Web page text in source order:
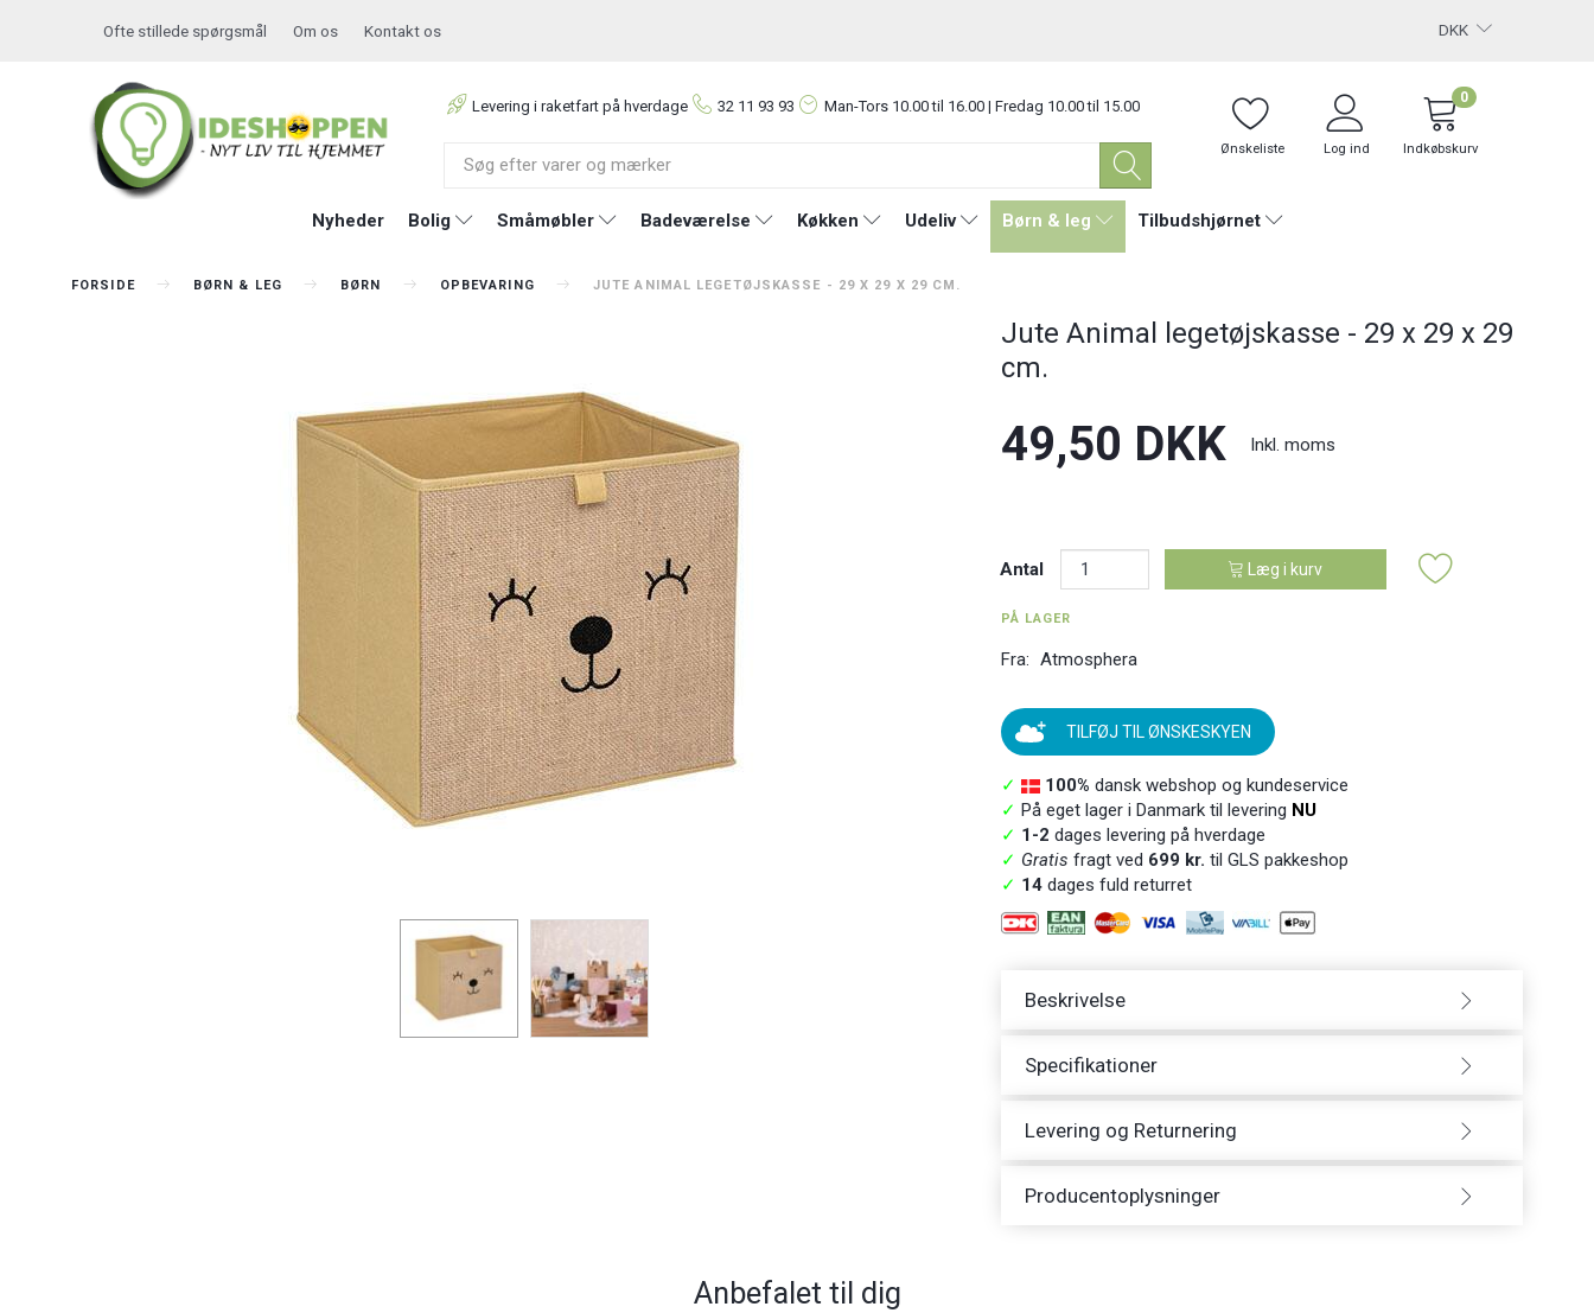
DKK
Ofte stillede spørgsmål Om os Kontakt os
Levering i raketfart på hverdage 32 11 93 93 Man-Tors 10.00 til 16.00 | Fredag 10.00 til 15.00
Ønskeliste Log ind Indkøbskurv
0
Nyheder Bolig Småmøbler Badeværelse Køkken Udeliv Børn & leg Tilbudshjørnet
FORSIDE BØRN & LEG BØRN OPBEVARING JUTE ANIMAL LEGETØJSKASSE - 29 X 29 X 29 CM.
Jute Animal legetøjskasse - 29 x 29 x 29
cm.
49,50 DKK Inkl. moms
Antal Læg i kurv
PÅ LAGER
Fra: Atmosphera
TILFØJ TIL ØNSKESKYEN
✓ 100% dansk webshop og kundeservice
✓ På eget lager i Danmark til levering NU
✓ 1-2 dages levering på hverdage
✓ Gratis fragt ved 699 kr. til GLS pakkeshop
✓ 14dages fuld returret
Beskrivelse
Specifikationer
Levering og Returnering
Producentoplysninger
Anbefalet til dig